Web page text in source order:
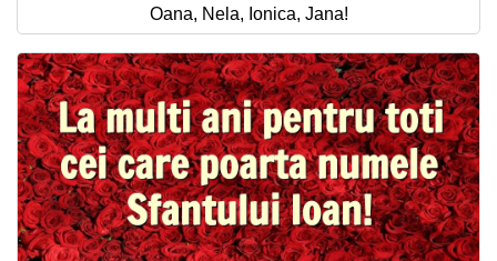
Oana, Nela, Ionica, Jana!